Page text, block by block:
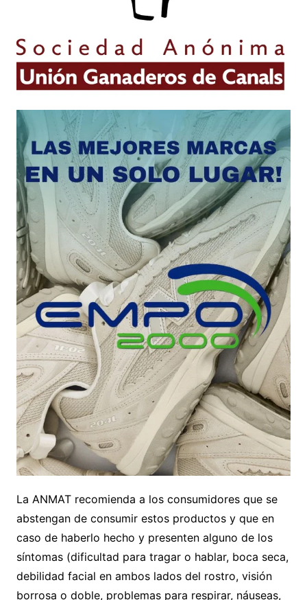
La ANMAT recomienda a los consumidores que se
abstengan de consumir estos productos y que en
caso de haberlo hecho y presenten alguno de los
síntomas (dificultad para tragar o hablar, boca seca,
debilidad facial en ambos lados del rostro, visión
borrosa o doble, problemas para respirar, náuseas,